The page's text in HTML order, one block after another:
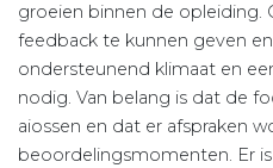
groeien binnen de opleiding.
feedback te kunnen geven
ondersteunend klimaat en
nodig. Van belang is dat de
aiossen en dat er afspraken
beoordelingsmomenten. Er